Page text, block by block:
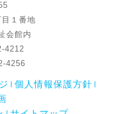
１番地
会館内
4212
4256
個人情報保護方針